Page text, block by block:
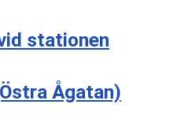
stationen
Ågatan)